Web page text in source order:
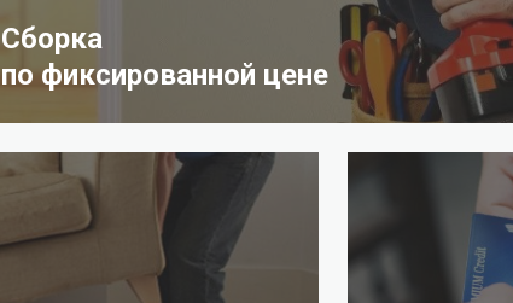
Сборка
по фиксированной цене